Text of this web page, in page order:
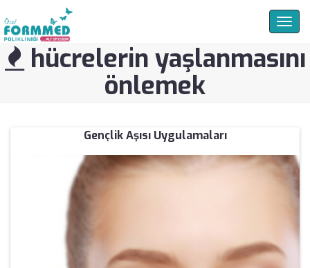
hücrelerin yaşlanmasını
önlemek
Gençlik Aşısı Uygulamaları